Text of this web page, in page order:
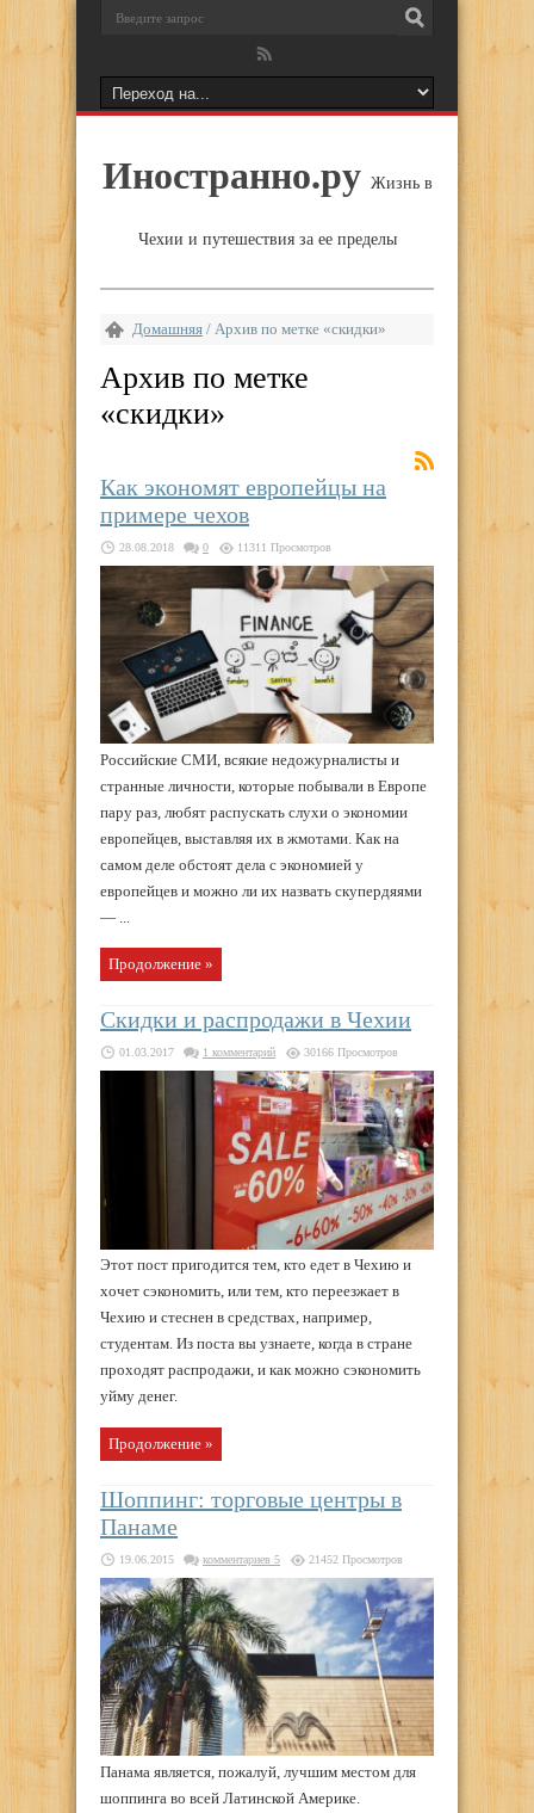
Иностранно.ру Жизнь в
Чехии и путешествия за ее пределы
Домашняя / Архив по метке «скидки»
Архив по метке
«скидки»
Как экономят европейцы на
примере чехов
28.08.2018 0 11311 Просмотров
Российские СМИ, всякие недожурналисты и
странные личности, которые побывали в Европе
пару раз, любят распускать слухи о экономии
европейцев, выставляя их в жмотами. Как на
самом деле обстоят дела с экономией у
европейцев и можно ли их назвать скупердяями
— ...
Продолжение »
Скидки и распродажи в Чехии
01.03.2017 1 комментарий 30166 Просмотров
Этот пост пригодится тем, кто едет в Чехию и
хочет сэкономить, или тем, кто переезжает в
Чехию и стеснен в средствах, например,
студентам. Из поста вы узнаете, когда в стране
проходят распродажи, и как можно сэкономить
уйму денег.
Продолжение »
Шоппинг: торговые центры в
Панаме
19.06.2015 комментариев 5 21452 Просмотров
Панама является, пожалуй, лучшим местом для
шоппинга во всей Латинской Америке.